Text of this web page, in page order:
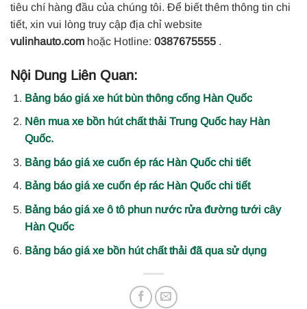
tiêu chí hàng đầu của chúng tôi. Để biết thêm thông tin chi
tiết, xin vui lòng truy cập địa chỉ website
vulinhauto.com hoặc Hotline: 0387675555 .
Nội Dung Liên Quan:
Bảng báo giá xe hút bùn thông cống Hàn Quốc
Nên mua xe bồn hút chất thải Trung Quốc hay Hàn
Quốc.
Bảng báo giá xe cuốn ép rác Hàn Quốc chi tiết
Bảng báo giá xe cuốn ép rác Hàn Quốc chi tiết
Bảng báo giá xe ô tô phun nước rửa đường tưới cây
Hàn Quốc
Bảng báo giá xe bồn hút chất thải đã qua sử dụng